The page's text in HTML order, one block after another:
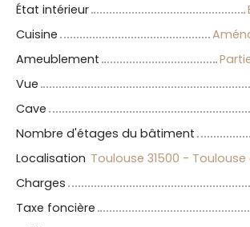
État intérieur
Cuisine
Ameublement
Vue
Cave
Nombre d'étages du bâtiment
Localisation Toulouse 31500 -
Charges
Taxe foncière